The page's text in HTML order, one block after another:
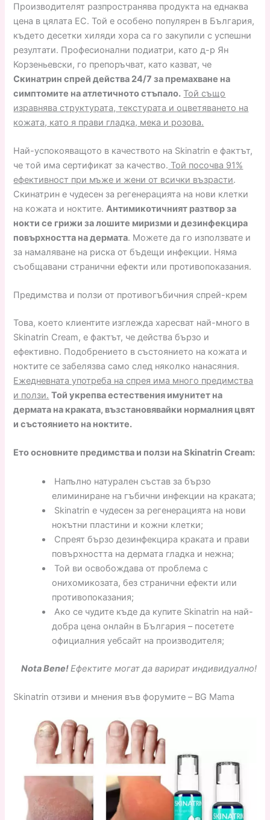
Производителят разпространява продукта на еднаква
цена в цялата ЕС. Той е особено популярен в България,
където десетки хиляди хора са го закупили с успешни
резултати. Професионални подиатри, като д-р Ян
Корзеньевски, го препоръчват, като казват, че
Скинатрин спрей действа 24/7 за премахване на
симптомите на атлетичното стъпало. Той също
изравнява структурата, текстурата и оцветяването на
кожата, като я прави гладка, мека и розова.
Най-успокояващото в качеството на Skinatrin е фактът,
че той има сертификат за качество. Той посочва 91%
ефективност при мъже и жени от всички възрасти.
Скинатрин е чудесен за регенерацията на нови клетки
на кожата и ноктите.Антимикотичният разтвор за
нокти се грижи за лошите миризми и дезинфекцира
повърхността на дермата. Можете да го използвате и
за намаляване на риска от бъдещи инфекции. Няма
съобщавани странични ефекти или противопоказания.
Предимства и ползи от противогъбичния спрей-крем
Това, което клиентите изглежда харесват най-много в
Skinatrin Cream, е фактът, че действа бързо и
ефективно. Подобрението в състоянието на кожата и
ноктите се забелязва само след няколко нанасяния.
Ежедневната употреба на спрея има много предимства
и ползи. Той укрепва естествения имунитет на
дермата на краката, възстановявайки нормалния цвят
и състоянието на ноктите.
Ето основните предимства и ползи на Skinatrin Cream:
Напълно натурален състав за бързо
елиминиране на гъбични инфекции на краката;
Skinatrin е чудесен за регенерацията на нови
нокътни пластини и кожни клетки;
Спреят бързо дезинфекцира краката и прави
повърхността на дермата гладка и нежна;
Той ви освобождава от проблема с
онихомикозата, без странични ефекти или
противопоказания;
Ако се чудите къде да купите Skinatrin на най-
добра цена онлайн в България – посетете
официалния уебсайт на производителя;
Nota Bene!Ефектите могат да варират индивидуално!
Skinatrin отзиви и мнения във форумите – BG Mama